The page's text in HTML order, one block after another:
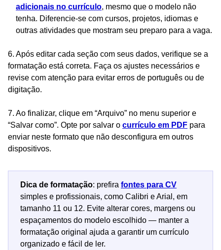
adicionais no currículo, mesmo que o modelo não
tenha. Diferencie-se com cursos, projetos, idiomas e
outras atividades que mostram seu preparo para a vaga.
6. Após editar cada seção com seus dados, verifique se a
formatação está correta. Faça os ajustes necessários e
revise com atenção para evitar erros de português ou de
digitação.
7. Ao finalizar, clique em “Arquivo” no menu superior e
“Salvar como”. Opte por salvar o currículo em PDF para
enviar neste formato que não desconfigura em outros
dispositivos.
Dica de formatação: prefira fontes para CV
simples e profissionais, como Calibri e Arial, em
tamanho 11 ou 12. Evite alterar cores, margens ou
espaçamentos do modelo escolhido — manter a
formatação original ajuda a garantir um currículo
organizado e fácil de ler.